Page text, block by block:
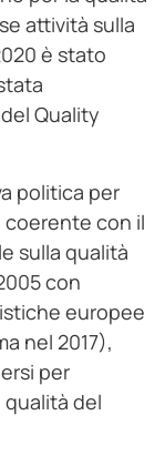
attività sulla
è stato
Quality
politica per
con il
sulla qualità
con
europee
nel 2017),
per
qualità del